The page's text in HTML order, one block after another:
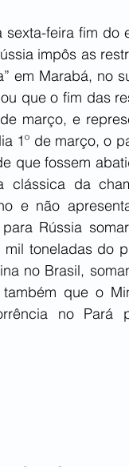
feira fim
impôs as
em Marabá, no
que o fim das
março, e
1º de março, o
que fossem
clássica da
e não
Rússia
toneladas do
no Brasil,
que o
no Pará